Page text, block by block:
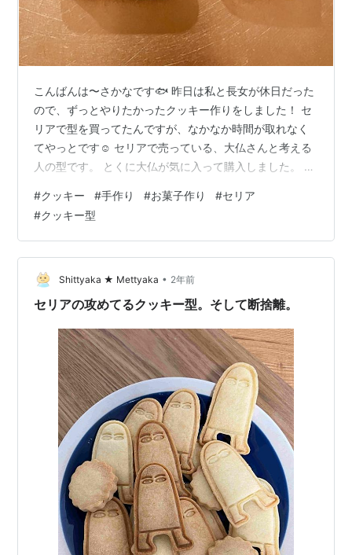
こんばんは〜さかなです🐟 昨日は私と長女が休日だった
ので、ずっとやりたかったクッキー作りをしました！ セ
リアで型を買ってたんですが、なかなか時間が取れなく
てやっとです☺️ セリアで売っている、大仏さんと考える
人の型です。 とくに大仏が気に入って購入しました。 ぽ
最後の生地で何か一生懸命作っていました。 な、なん
と、はなちゃんのリアルクッキーです😂 焼き上がりまし
た。量産に成功！ 味も美味しかったでーす👍 今後も色々
なお菓子作りにも挑戦していこうと思います😤 ではで
は〜！ ↓ムーミンのあった…！しかも割とお手頃で欲し
いです。 リンク X始めまし…
#クッキー #手作り #お菓子作り #セリア
#クッキー型
Shittyaka ★ Mettyaka • 2年前
セリアの攻めてるクッキー型。そして断捨離。